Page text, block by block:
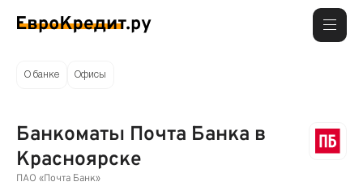
О банке Офисы
Банкоматы Почта Банка в
Красноярске
ПАО «Почта Банк»